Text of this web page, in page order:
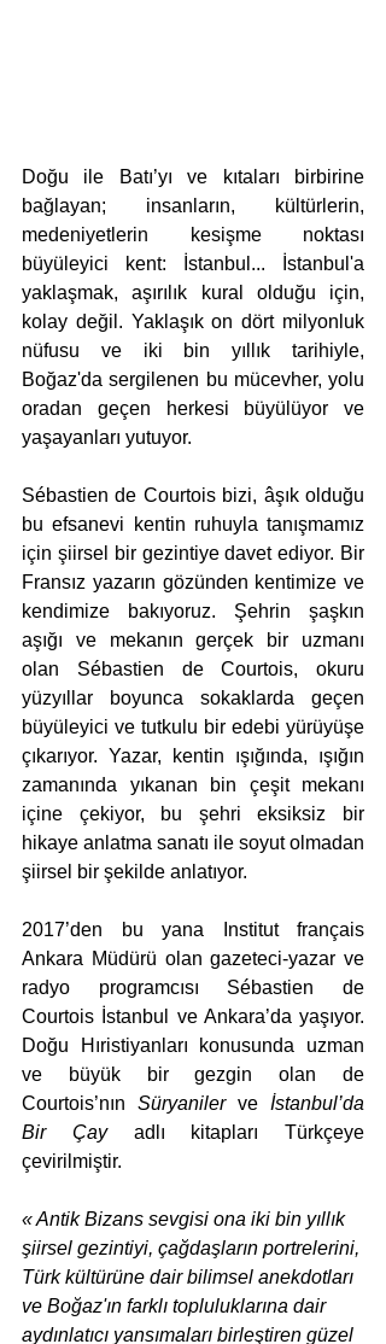
Doğu ile Batı’yı ve kıtaları birbirine
bağlayan; insanların, kültürlerin,
medeniyetlerin kesişme noktası
büyüleyici kent: İstanbul... İstanbul'a
yaklaşmak, aşırılık kural olduğu için,
kolay değil. Yaklaşık on dört milyonluk
nüfusu ve iki bin yıllık tarihiyle,
Boğaz'da sergilenen bu mücevher, yolu
oradan geçen herkesi büyülüyor ve
yaşayanları yutuyor.
Sébastien de Courtois bizi, âşık olduğu
bu efsanevi kentin ruhuyla tanışmamız
için şiirsel bir gezintiye davet ediyor. Bir
Fransız yazarın gözünden kentimize ve
kendimize bakıyoruz. Şehrin şaşkın
aşığı ve mekanın gerçek bir uzmanı
olan Sébastien de Courtois, okuru
yüzyıllar boyunca sokaklarda geçen
büyüleyici ve tutkulu bir edebi yürüyüşe
çıkarıyor. Yazar, kentin ışığında, ışığın
zamanında yıkanan bin çeşit mekanı
içine çekiyor, bu şehri eksiksiz bir
hikaye anlatma sanatı ile soyut olmadan
şiirsel bir şekilde anlatıyor.
2017’den bu yana Institut français
Ankara Müdürü olan gazeteci-yazar ve
radyo programcısı Sébastien de
Courtois İstanbul ve Ankara’da yaşıyor.
Doğu Hıristiyanları konusunda uzman
ve büyük bir gezgin olan de
Courtois’nın Süryaniler ve İstanbul’da
Bir Çay adlı kitapları Türkçeye
çevirilmiştir.
« Antik Bizans sevgisi ona iki bin yıllık
şiirsel gezintiyi, çağdaşların portrelerini,
Türk kültürüne dair bilimsel anekdotları
ve Boğaz'ın farklı topluluklarına dair
aydınlatıcı yansımaları birleştiren güzel